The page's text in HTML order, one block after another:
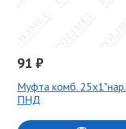
91 ₽
Муфта комб. 25х1"нар.
ПНД